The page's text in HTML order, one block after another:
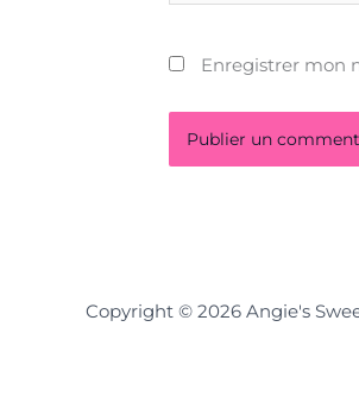
Enregistrer mon
Copyright © 2026 Angie's